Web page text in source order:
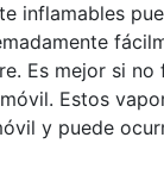
inflamables
Es mejor si no
Estos
y puede